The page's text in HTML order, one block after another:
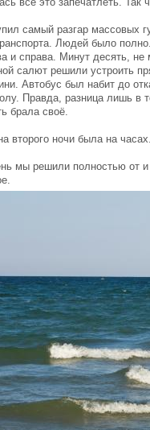
самый разгар массовых
Людей было
и справа. Минут десять,
салют решили устроить
Автобус был набит до
Правда, разница лишь в
брала своё.
второго ночи была на
мы решили полностью от и